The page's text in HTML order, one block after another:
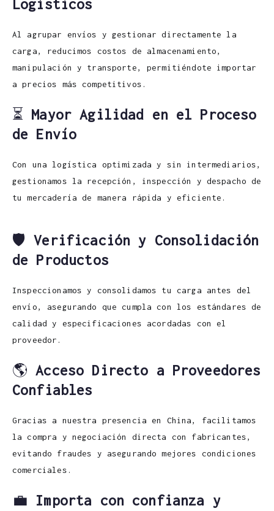
Logísticos
Al agrupar envíos y gestionar directamente la
carga, reducimos costos de almacenamiento,
manipulación y transporte, permitiéndote importar
a precios más competitivos.
⏳ Mayor Agilidad en el Proceso
de Envío
Con una logística optimizada y sin intermediarios,
gestionamos la recepción, inspección y despacho de
tu mercadería de manera rápida y eficiente.
🛡️Verificación y Consolidación
de Productos
Inspeccionamos y consolidamos tu carga antes del
envío, asegurando que cumpla con los estándares de
calidad y especificaciones acordadas con el
proveedor.
🌎Acceso Directo a Proveedores
Confiables
Gracias a nuestra presencia en China, facilitamos
la compra y negociación directa con fabricantes,
evitando fraudes y asegurando mejores condiciones
comerciales.
💼 Importa con confianza y